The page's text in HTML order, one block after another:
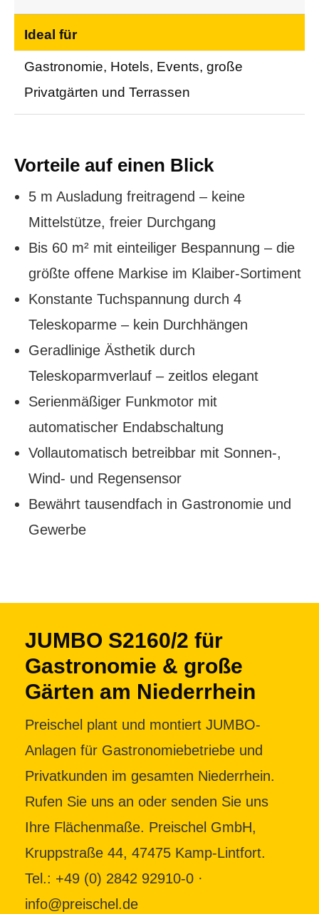
Ideal für
Gastronomie, Hotels, Events, große
Privatgärten und Terrassen
Vorteile auf einen Blick
5 m Ausladung freitragend – keine
Mittelstütze, freier Durchgang
Bis 60 m² mit einteiliger Bespannung – die
größte offene Markise im Klaiber-Sortiment
Konstante Tuchspannung durch 4
Teleskoparme – kein Durchhängen
Geradlinige Ästhetik durch
Teleskoparmverlauf – zeitlos elegant
Serienmäßiger Funkmotor mit
automatischer Endabschaltung
Vollautomatisch betreibbar mit Sonnen-,
Wind- und Regensensor
Bewährt tausendfach in Gastronomie und
Gewerbe
JUMBO S2160/2 für
Gastronomie & große
Gärten am Niederrhein
Preischel plant und montiert JUMBO-
Anlagen für Gastronomiebetriebe und
Privatkunden im gesamten Niederrhein.
Rufen Sie uns an oder senden Sie uns
Ihre Flächenmaße. Preischel GmbH,
Kruppstraße 44, 47475 Kamp-Lintfort.
Tel.: +49 (0) 2842 92910-0 ·
info@preischel.de